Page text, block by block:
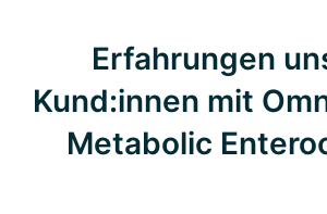
Erfahrungen
Kund:innen mit
Metabolic